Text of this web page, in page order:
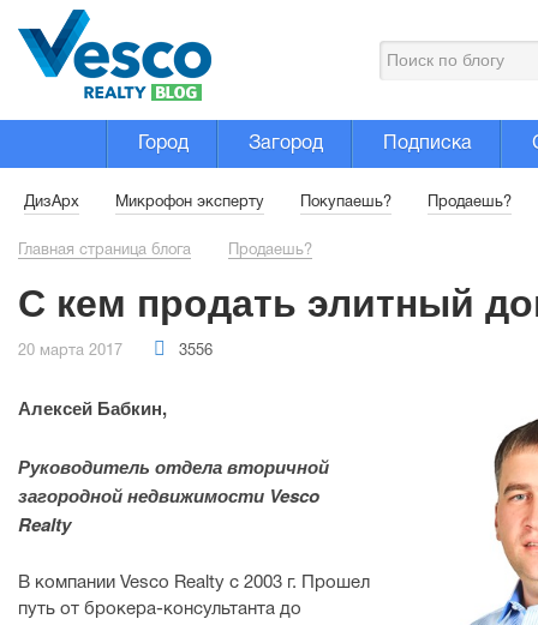
Город Загород Подписка
ДизАрх Микрофон эксперту Покупаешь? Продаешь?
Главная страница блога Продаешь?
С кем продать элитный
20 марта 2017 3556
Алексей Бабкин,
Руководитель отдела вторичной
загородной недвижимости Vesco
Realty
В компании Vesco Realty c 2003 г. Прошел
путь от брокера-консультанта до